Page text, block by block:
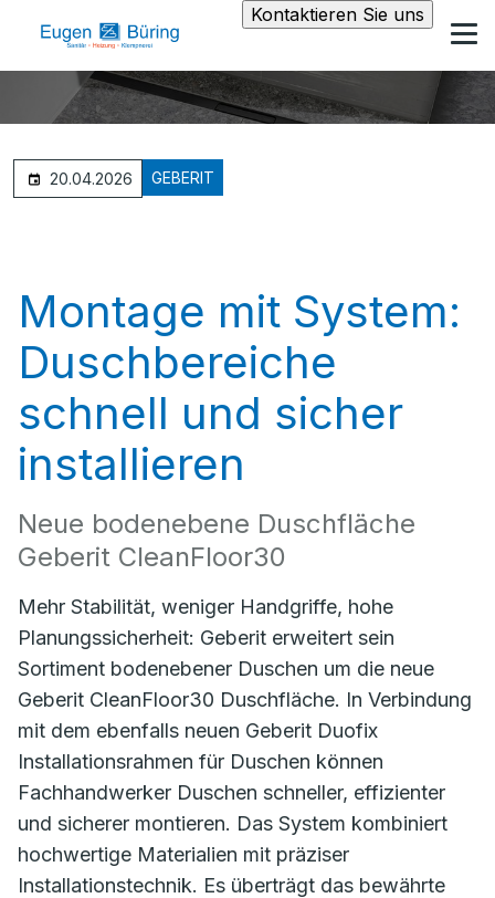
Kontaktieren Sie uns
20.04.2026 GEBERIT
Montage mit System:
Duschbereiche
schnell und sicher
installieren
Neue bodenebene Duschfläche
Geberit CleanFloor30
Mehr Stabilität, weniger Handgriffe, hohe
Planungssicherheit: Geberit erweitert sein
Sortiment bodenebener Duschen um die neue
Geberit CleanFloor30 Duschfläche. In Verbindung
mit dem ebenfalls neuen Geberit Duofix
Installationsrahmen für Duschen können
Fachhandwerker Duschen schneller, effizienter
und sicherer montieren. Das System kombiniert
hochwertige Materialien mit präziser
Installationstechnik. Es überträgt das bewährte